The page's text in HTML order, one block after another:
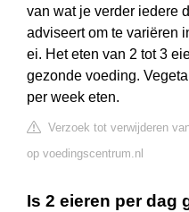
van wat je verder iedere
adviseert om te variëren
ei. Het eten van 2 tot 3
gezonde voeding.
per week eten.
Verzoek tot verwijderen
op voedingscentrum.nl
Is 2 eieren per dag